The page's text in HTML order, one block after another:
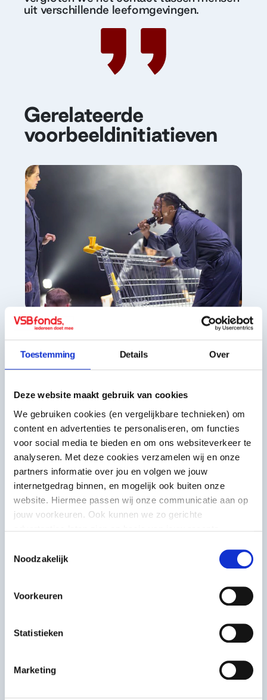
Toestemming Details Over
Deze website maakt gebruik van cookies
We gebruiken cookies (en vergelijkbare technieken) om
content en advertenties te personaliseren, om functies
voor social media te bieden en om ons websiteverkeer te
analyseren. Met deze cookies verzamelen wij en onze
partners informatie over jou en volgen we jouw
internetgedrag binnen, en mogelijk ook buiten onze
website. Hiermee passen wij onze communicatie aan op
jouw voorkeuren. Ook kunnen we zo gerichte
statement. Je kunt je toestemming ook altijd
wijzigen of
Noodzakelijk
Voorkeuren
Statistieken
Marketing
uit verschillende leefomgevingen.
Gerelateerde
voorbeeldinitiatieven
Voorbeeldinitiatief
semiprofessionele makers tot 30 jaar
experimenteren en te ontdekken wie zij
zijn.
Voorbeeldinitiatief